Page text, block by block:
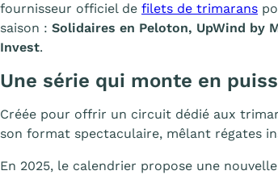
fournisseur officiel de filets de trimarans
saison : Solidaires en Peloton, UpWind by
Invest.
Une série qui monte en
Créée pour offrir un circuit dédié aux
son format spectaculaire, mêlant régates
En 2025, le calendrier propose une